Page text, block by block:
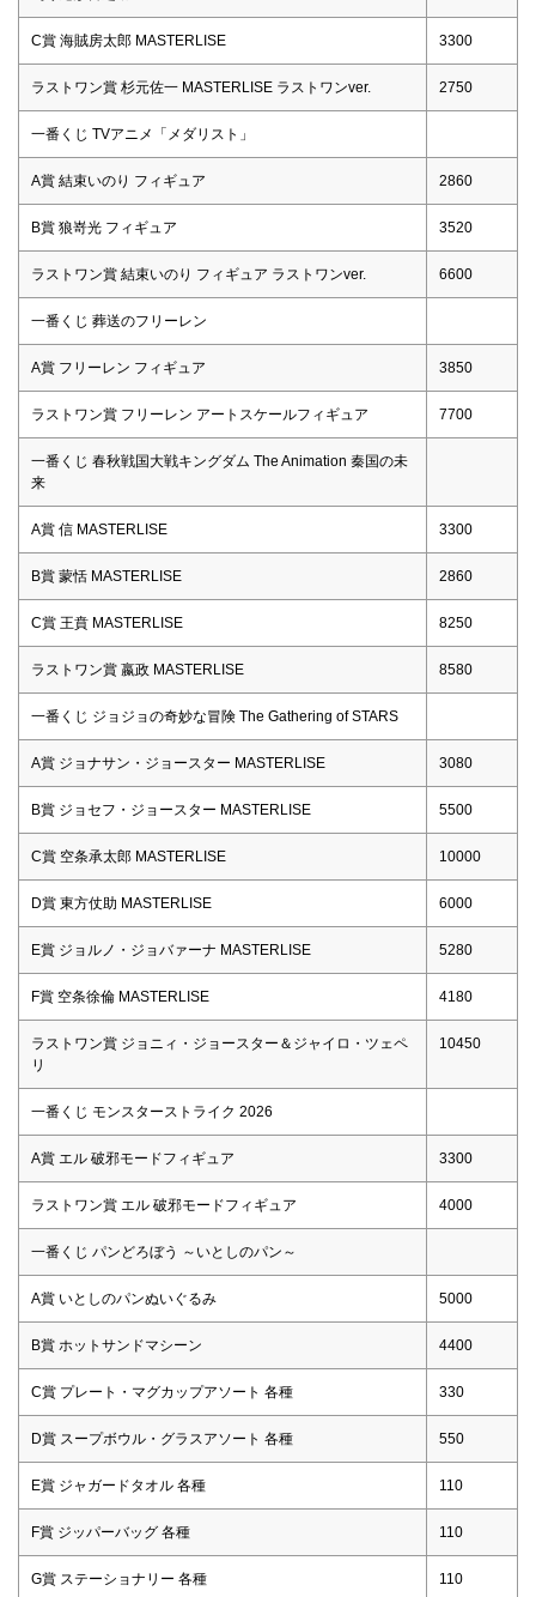
C賞 海賊房太郎 MASTERLISE 3300
ラストワン賞 杉元佐一 MASTERLISE ラストワンver. 2750
一番くじ TVアニメ「メダリスト」
A賞 結束いのり フィギュア 2860
B賞 狼嵜光 フィギュア 3520
ラストワン賞 結束いのり フィギュア ラストワンver. 6600
一番くじ 葬送のフリーレン
A賞 フリーレン フィギュア 3850
ラストワン賞 フリーレン アートスケールフィギュア 7700
一番くじ 春秋戦国大戦キングダム The Animation 秦国の未
来
A賞 信 MASTERLISE 3300
B賞 蒙恬 MASTERLISE 2860
C賞 王賁 MASTERLISE 8250
ラストワン賞 嬴政 MASTERLISE 8580
一番くじ ジョジョの奇妙な冒険 The Gathering of STARS
A賞 ジョナサン・ジョースター MASTERLISE 3080
B賞 ジョセフ・ジョースター MASTERLISE 5500
C賞 空条承太郎 MASTERLISE 10000
D賞 東方仗助 MASTERLISE 6000
E賞 ジョルノ・ジョバァーナ MASTERLISE 5280
F賞 空条徐倫 MASTERLISE 4180
ラストワン賞 ジョニィ・ジョースター＆ジャイロ・ツェペ
リ
10450
一番くじ モンスターストライク 2026
A賞 エル 破邪モードフィギュア 3300
ラストワン賞 エル 破邪モードフィギュア 4000
一番くじ パンどろぼう ～いとしのパン～
A賞 いとしのパンぬいぐるみ 5000
B賞 ホットサンドマシーン 4400
C賞 プレート・マグカップアソート 各種 330
D賞 スープボウル・グラスアソート 各種 550
E賞 ジャガードタオル 各種 110
F賞 ジッパーバッグ 各種 110
G賞 ステーショナリー 各種 110